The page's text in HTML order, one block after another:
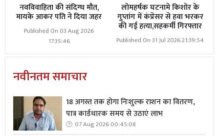
नवविवाहिता की संदिग्ध मौत,
मायके आकर पति ने दिया जहर
Published On 03 Aug 2026
17:35:46
लोमहर्षक घटनामे किशोर के
गुप्तांग में कंप्रेसर से हवा भरकर
की गई हत्या,सहकर्मी गिरफ्तार
Published On 31 Jul 2026 21:39:54
नवीनतम समाचार
18 अगस्त तक होगा निःशुल्क राशन का वितरण,
पात्र कार्डधारक समय से उठाएं लाभ
07 Aug 2026 00:45:08